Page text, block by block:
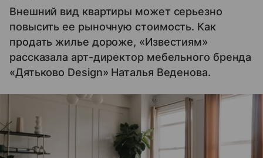
Внешний вид квартиры может серьезно
повысить ее рыночную стоимость. Как
продать жилье дороже, «Известиям»
рассказала арт-директор мебельного бренда
«Дятьково Design» Наталья Веденова.